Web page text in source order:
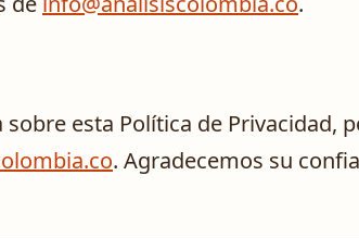
esta Política de Privacidad,
. Agradecemos su